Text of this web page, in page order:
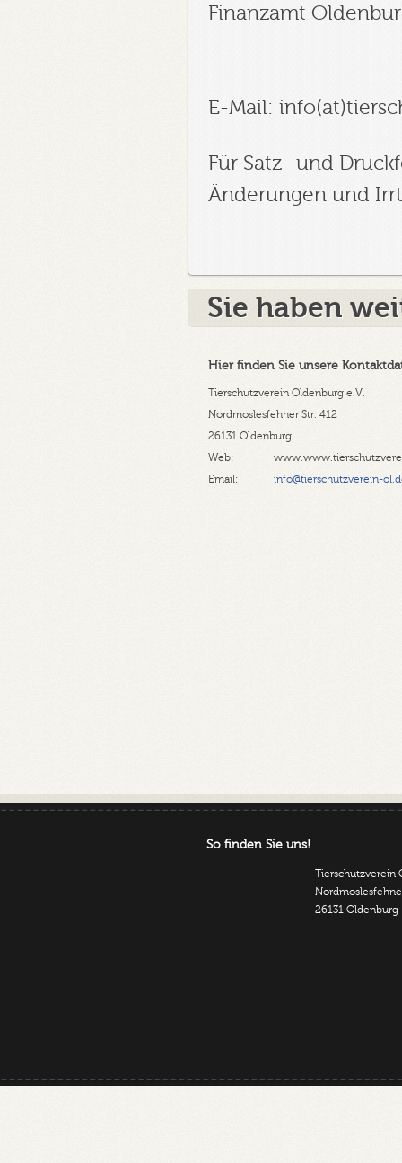
Finanzamt
E-Mail:
Für Satz- und
Änderungen und
Sie haben
Hier finden Sie unsere
Tierschutzverein Oldenburg e.V.
Nordmoslesfehner Str. 412
26131 Oldenburg
Web:
Email:
info@tierschutzverein-
So finden Sie uns!
Tierschutzverein
26131 Oldenburg